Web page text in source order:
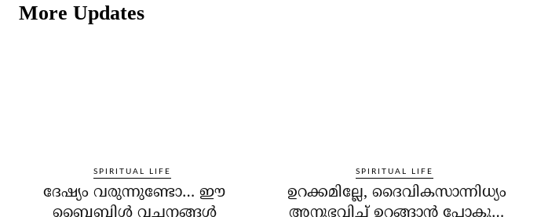
More Updates
SPIRITUAL LIFE
ദേഷ്യം വരുന്നുണ്ടോ… ഈ
SPIRITUAL LIFE
ഉറക്കമില്ലേ, ദൈവികസാന്നിധ്യം